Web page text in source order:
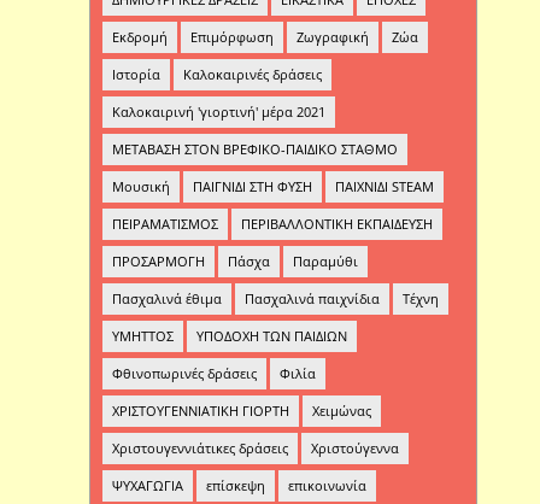
Εκδρομή Επιμόρφωση Ζωγραφική Ζώα
Ιστορία Καλοκαιρινές δράσεις
Καλοκαιρινή 'γιορτινή' μέρα 2021
ΜΕΤΑΒΑΣΗ ΣΤΟΝ ΒΡΕΦΙΚΟ-ΠΑΙΔΙΚΟ ΣΤΑΘΜΟ
Μουσική ΠΑΙΓΝΙΔΙ ΣΤΗ ΦΥΣΗ ΠΑΙΧΝΙΔΙ STEAM
ΠΕΙΡΑΜΑΤΙΣΜΟΣ ΠΕΡΙΒΑΛΛΟΝΤΙΚΗ ΕΚΠΑΙΔΕΥΣΗ
ΠΡΟΣΑΡΜΟΓΗ Πάσχα Παραμύθι
Πασχαλινά έθιμα Πασχαλινά παιχνίδια Τέχνη
ΥΜΗΤΤΟΣ ΥΠΟΔΟΧΗ ΤΩΝ ΠΑΙΔΙΩΝ
Φθινοπωρινές δράσεις Φιλία
ΧΡΙΣΤΟΥΓΕΝΝΙΑΤΙΚΗ ΓΙΟΡΤΗ Χειμώνας
Χριστουγεννιάτικες δράσεις Χριστούγεννα
ΨΥΧΑΓΩΓΙΑ επίσκεψη επικοινωνία